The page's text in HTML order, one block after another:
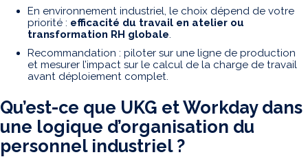
En environnement industriel, le choix dépend de votre
priorité : efficacité du travail en atelier ou
transformation RH globale.
Recommandation : piloter sur une ligne de production
et mesurer l’impact sur le calcul de la charge de travail
avant déploiement complet.
Qu’est-ce que UKG et Workday dans
une logique d’organisation du
personnel industriel ?